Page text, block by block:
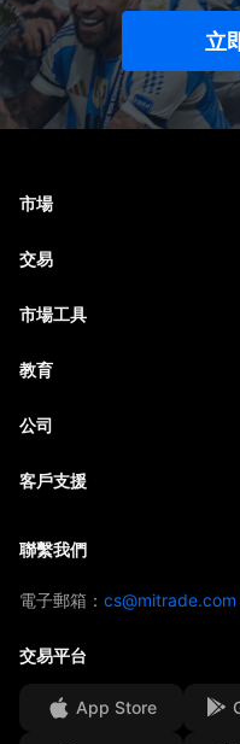
立
市場
外匯
商品
股票
交易
交易平台
合約細則
市場工具
即時報價
財經日曆
即時新聞
教育
快速入門
Academy
公司
關於Mitrade
客戶支援
聯繫我們
電子郵箱： cs@mitrade.com
交易平台
App Store